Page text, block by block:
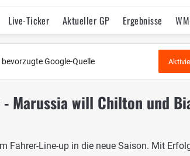
Live-Ticker Aktueller GP Ergebnisse
Termine Statistik Testfahrten
Google-Quelle
Marussia will Chilton und
Fahrer-Line-up in die neue Saison. Mit